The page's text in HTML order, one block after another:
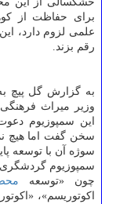
برای حفاظت از
علمی لزوم دارد،
رقم بزند.
به گزارش گل پیچ
وزیر میراث
این سمپوزیوم
سخن گفت اما هیچ
سوژه آن با توسعه
سمپوزیوم گردشگری
چون «توسعه
اكوتوریسم»،